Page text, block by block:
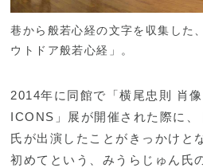
巷から般若心経の文字を収集した
ウトドア般若心経」。
2014年に同館で「横尾忠則 肖
ICONS」展が開催された際に、
氏が出演したことがきっかけと
初めてという、みうらじゅん氏